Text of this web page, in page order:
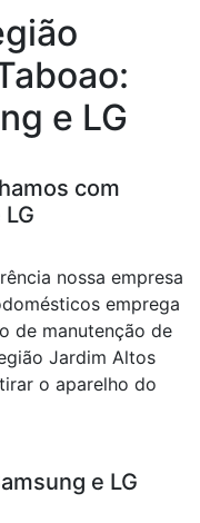
e LG
com
nossa empresa
emprega
de manutenção de
Jardim Altos
o aparelho do
e LG